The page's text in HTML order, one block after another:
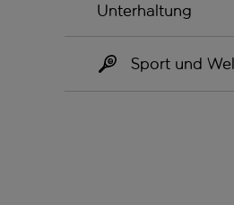
Unterhaltung
Sport und